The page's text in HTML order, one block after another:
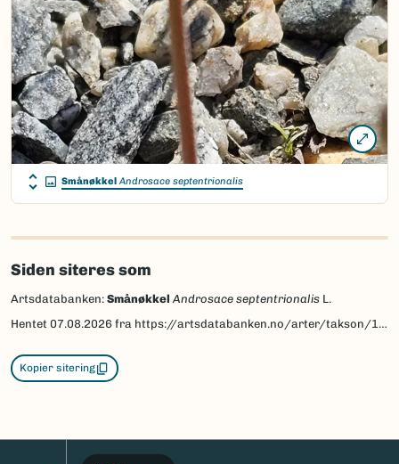
Smånøkkel Androsace septentrionalis
Siden siteres som
Artsdatabanken: Smånøkkel Androsace septentrionalis L.
Hentet 07.08.2026 fra https://artsdatabanken.no/arter/takson/130316
Kopier sitering